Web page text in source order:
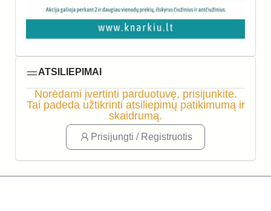
ATSILIEPIMAI
Norėdami įvertinti parduotuvę, prisijunkite.
Tai padeda užtikrinti atsiliepimų patikimumą ir
skaidrumą.
Prisijungti / Registruotis